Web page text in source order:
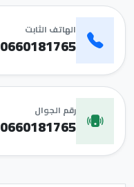
الهاتف الثابت
0660181765
رقم الجوال
0660181765